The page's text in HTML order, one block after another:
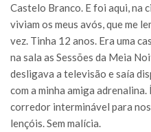
Castelo Branco. E foi aqui, na
viviam os meus avós, que me
vez. Tinha 12 anos. Era uma
na sala as Sessões da Meia
desligava a televisão e saía
com a minha amiga
corredor interminável para
lençóis. Sem malícia.